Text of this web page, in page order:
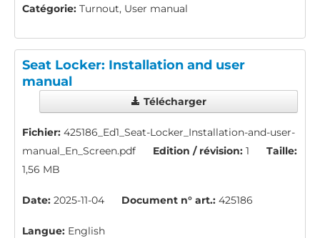
Catégorie: Turnout, User manual
Seat Locker: Installation and user
manual
Télécharger
Fichier: 425186_Ed1_Seat-Locker_Installation-and-user-
manual_En_Screen.pdf
Edition / révision: 1
Taille:
1,56 MB
Date: 2025-11-04 Document n° art.: 425186
Langue: English